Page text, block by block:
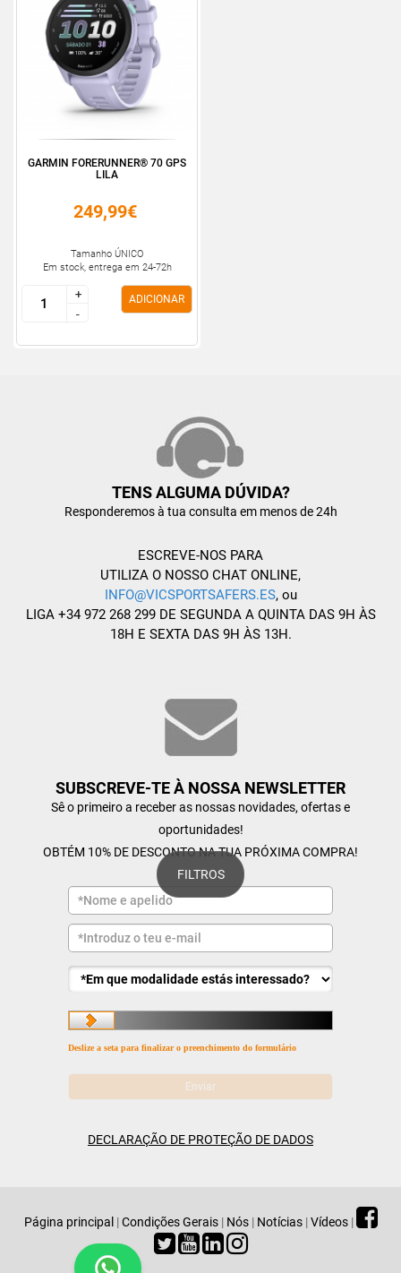
FILTROS
GARMIN FORERUNNER® 70 GPS
LILA
249,99€
Tamanho ÚNICO
Em stock, entrega em 24-72h
+
-
+
-
ADICIONAR
TENS ALGUMA DÚVIDA?
Responderemos à tua consulta em menos de 24h
ESCREVE-NOS PARA
UTILIZA O NOSSO CHAT ONLINE,
INFO@VICSPORTSAFERS.ES, ou
LIGA +34 972 268 299 DE SEGUNDA A QUINTA DAS 9H ÀS
18H E SEXTA DAS 9H ÀS 13H.
SUBSCREVE-TE À NOSSA NEWSLETTER
Sê o primeiro a receber as nossas novidades, ofertas e
oportunidades!
OBTÉM 10% DE DESCONTO NA TUA PRÓXIMA COMPRA!
Deslize a seta para finalizar o preenchimento do formulário
DECLARAÇÃO DE PROTEÇÃO DE DADOS
Página principal | Condições Gerais | Nós | Notícias | Vídeos |